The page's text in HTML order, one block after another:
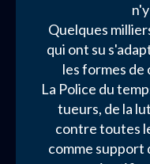
Quelques
qui ont su
les formes de
La Police du
tueurs, de la
contre toutes
comme support